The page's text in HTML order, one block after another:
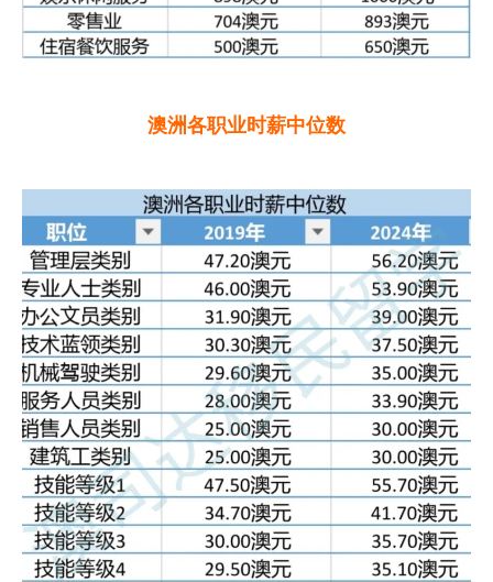
澳洲各职业时薪中位数